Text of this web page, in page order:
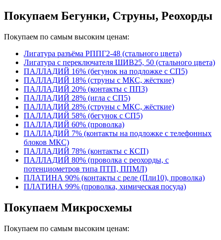
Покупаем Бегунки, Струны, Реохорды
Покупаем по самым высоким ценам:
Лигатура разъёма РППГ2-48 (стального цвета)
Лигатура с переключателя ШИВ25, 50 (стального цвета)
ПАЛЛАДИЙ 16% (бегунок на подложке с СП5)
ПАЛЛАДИЙ 18% (струны с МКС, жёсткие)
ПАЛЛАДИЙ 20% (контакты с ПП3)
ПАЛЛАДИЙ 28% (игла с СП5)
ПАЛЛАДИЙ 28% (струны с МКС, жёсткие)
ПАЛЛАДИЙ 58% (бегунок с СП5)
ПАЛЛАДИЙ 60% (проволка)
ПАЛЛАДИЙ 7% (контакты на подложке с телефонных
блоков МКС)
ПАЛЛАДИЙ 78% (контакты с КСП)
ПАЛЛАДИЙ 80% (проволка с реохорды, с
потенциометров типа ПТП, ППМЛ)
ПЛАТИНА 90% (контакты с реле (Пли10), проволка)
ПЛАТИНА 99% (проволка, химическая посуда)
Покупаем Микросхемы
Покупаем по самым высоким ценам: